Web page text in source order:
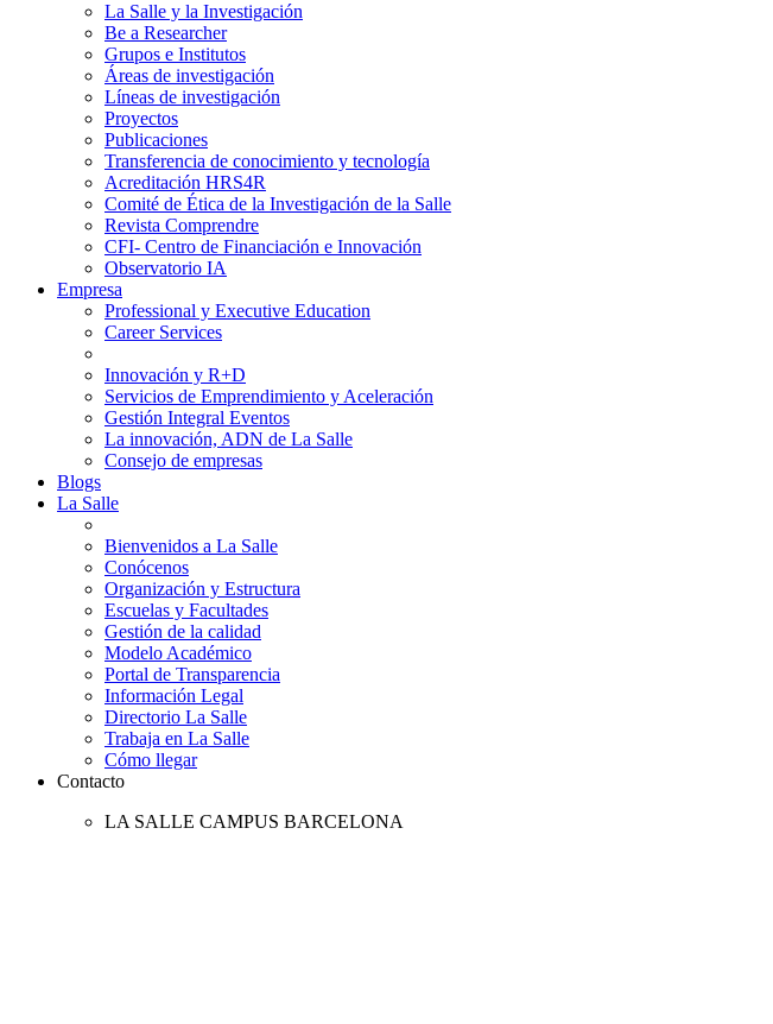
La Salle y la Investigación
Be a Researcher
Grupos e Institutos
Áreas de investigación
Líneas de investigación
Proyectos
Publicaciones
Transferencia de conocimiento y tecnología
Acreditación HRS4R
Comité de Ética de la Investigación de la Salle
Revista Comprendre
CFI- Centro de Financiación e Innovación
Observatorio IA
Empresa
Professional y Executive Education
Career Services
Innovación y R+D
Servicios de Emprendimiento y Aceleración
Gestión Integral Eventos
La innovación, ADN de La Salle
Consejo de empresas
Blogs
La Salle
Bienvenidos a La Salle
Conócenos
Organización y Estructura
Escuelas y Facultades
Gestión de la calidad
Modelo Académico
Portal de Transparencia
Información Legal
Directorio La Salle
Trabaja en La Salle
Cómo llegar
Contacto
LA SALLE CAMPUS BARCELONA